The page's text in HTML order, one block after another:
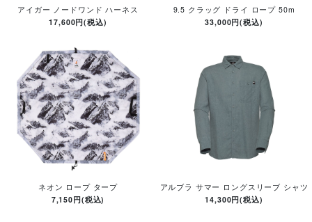
アイガー ノードワンド ハーネス
17,600円(税込)
9.5 クラッグ ドライ ロープ 50m
33,000円(税込)
ネオン ロープ タープ
7,150円(税込)
アルブラ サマー ロングスリーブ シャツ
14,300円(税込)